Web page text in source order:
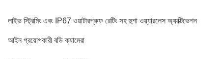
লাইভ স্ট্রিমিং এবং IP67 ওয়াটারপ্রুফ রেটিং সহ হুশা ওয়্যারলেস অ্যাক্টিভেশন
আইন প্রয়োগকারী বডি ক্যামেরা